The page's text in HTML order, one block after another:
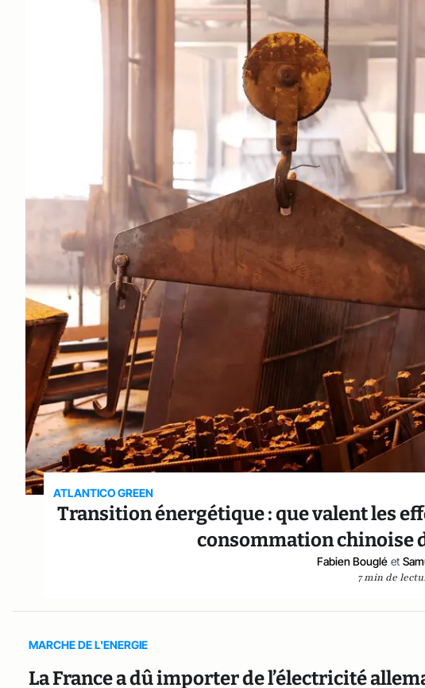
ATLANTICO GREEN
Transition énergétique : que valent les
consommation chinoise
Fabien Bouglé et
7 min de
MARCHE DE L'ENERGIE
La France a dû importer de l’électricité